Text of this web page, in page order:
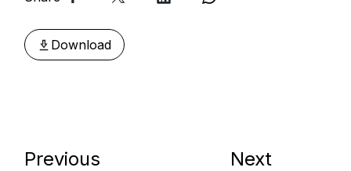
Download
Previous Next